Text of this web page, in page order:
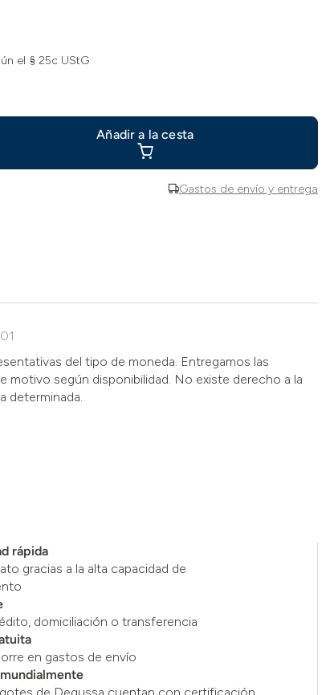
el § 25c UStG
Gastos de envío y entrega
Añadir a la cesta
del tipo de moneda. Entregamos las
motivo según disponibilidad. No existe derecho a la
determinada.
rápida
gracias a la alta capacidad de
domiciliación o transferencia
en gastos de envío